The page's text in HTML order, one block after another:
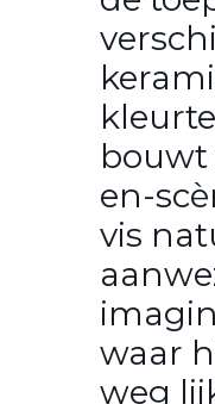
bouwt
en-
vis
waar
weg